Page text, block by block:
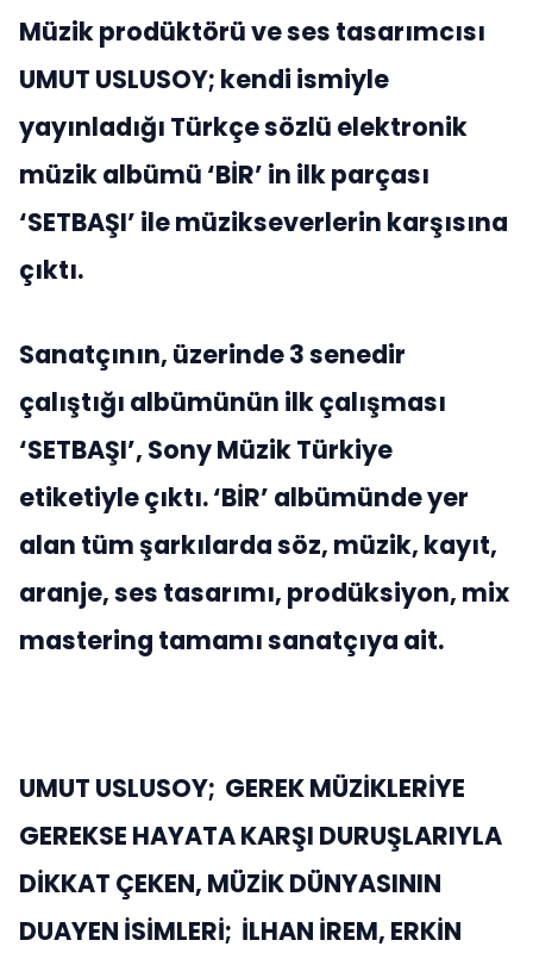
Müzik prodüktörü ve ses tasarımcısı
UMUT USLUSOY; kendi ismiyle
yayınladığı Türkçe sözlü elektronik
müzik albümü ‘BİR’ in ilk parçası
‘SETBAŞI’ ile müzikseverlerin karşısına
çıktı.
Sanatçının, üzerinde 3 senedir
çalıştığı albümünün ilk çalışması
‘SETBAŞI’, Sony Müzik Türkiye
etiketiyle çıktı. ‘BİR’ albümünde yer
alan tüm şarkılarda söz, müzik, kayıt,
aranje, ses tasarımı, prodüksiyon, mix
mastering tamamı sanatçıya ait.
UMUT USLUSOY; GEREK MÜZİKLERİYE
GEREKSE HAYATA KARŞI DURUŞLARIYLA
DİKKAT ÇEKEN, MÜZİK DÜNYASININ
DUAYEN İSİMLERİ; İLHAN İREM, ERKİN